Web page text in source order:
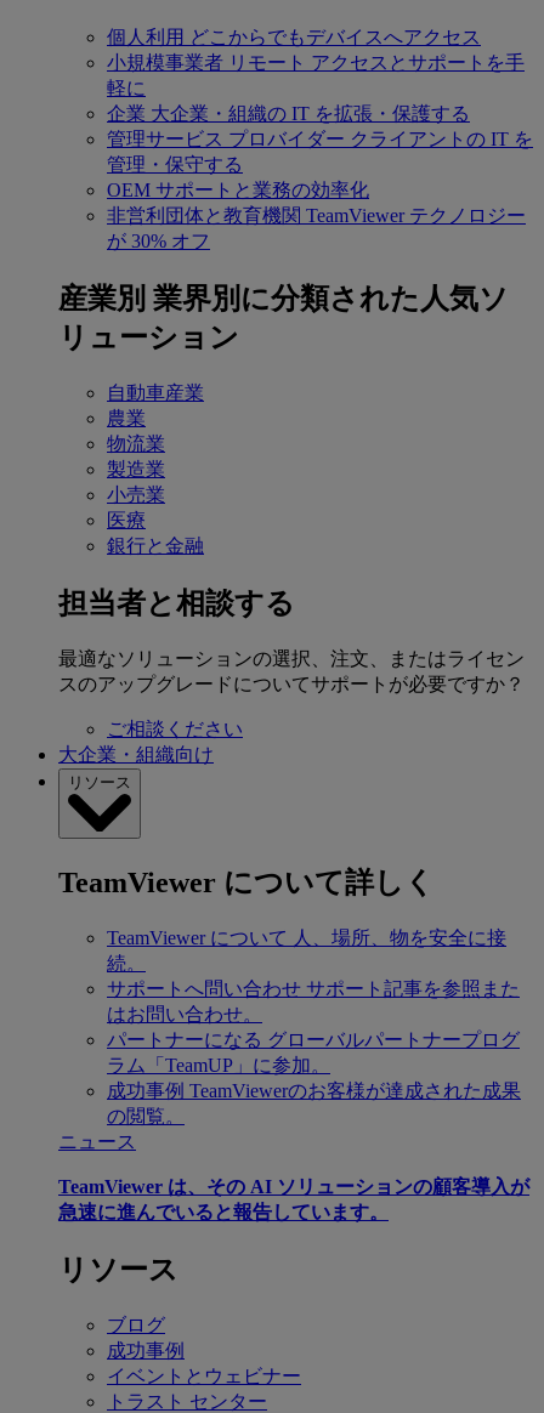
個人利用 どこからでもデバイスへアクセス
小規模事業者 リモート アクセスとサポートを手
軽に
企業 大企業・組織の IT を拡張・保護する
管理サービス プロバイダー クライアントの IT を
管理・保守する
OEM サポートと業務の効率化
非営利団体と教育機関 TeamViewer テクノロジー
が 30% オフ
産業別 業界別に分類された人気ソ
リューション
自動車産業
農業
物流業
製造業
小売業
医療
銀行と金融
担当者と相談する
最適なソリューションの選択、注文、またはライセン
スのアップグレードについてサポートが必要ですか？
ご相談ください
大企業・組織向け
リソース
TeamViewer について詳しく
TeamViewer について 人、場所、物を安全に接
続。
サポートへ問い合わせ サポート記事を参照また
はお問い合わせ。
パートナーになる グローバルパートナープログ
ラム「TeamUP」に参加。
成功事例 TeamViewerのお客様が達成された成果
の閲覧。
ニュース
TeamViewer は、その AI ソリューションの顧客導入が
急速に進んでいると報告しています。
リソース
ブログ
成功事例
イベントとウェビナー
トラスト センター